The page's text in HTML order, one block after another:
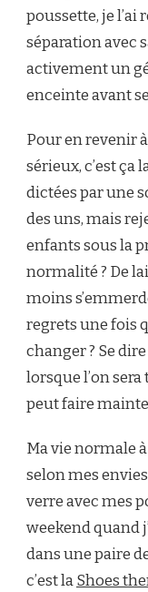
poussette, je l’ai
séparation avec
activement un
enceinte avant
Pour en revenir
sérieux, c’est ça
dictées par une
des uns, mais
enfants sous la
normalité ? De
moins
regrets une fois
changer ? Se
lorsque l’on
peut faire
Ma vie normale
selon mes
verre avec mes
weekend quand
dans une paire
c’est laShoes